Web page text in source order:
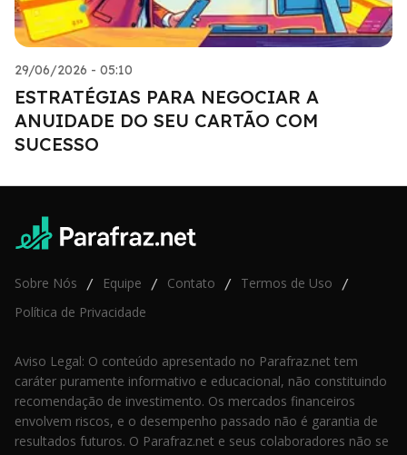
29/06/2026 - 05:10
ESTRATÉGIAS PARA NEGOCIAR A
ANUIDADE DO SEU CARTÃO COM
SUCESSO
Sobre Nós / Equipe / Contato / Termos de Uso /
Política de Privacidade
Aviso Legal: O conteúdo apresentado no Parafraz.net tem
caráter puramente informativo e educacional, não constituindo
recomendação de investimento. Os mercados financeiros
envolvem riscos, e o desempenho passado não é garantia de
resultados futuros. O Parafraz.net e seus colaboradores não se